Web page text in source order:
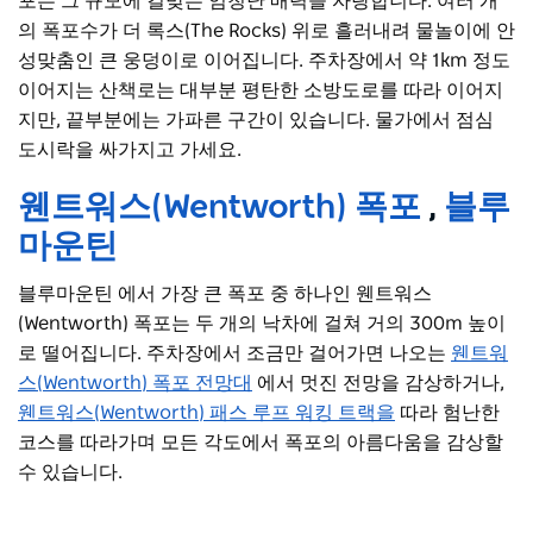
의 폭포수가 더 록스(The Rocks) 위로 흘러내려 물놀이에 안
성맞춤인 큰 웅덩이로 이어집니다. 주차장에서 약 1km 정도
이어지는 산책로는 대부분 평탄한 소방도로를 따라 이어지
지만, 끝부분에는 가파른 구간이 있습니다. 물가에서 점심
도시락을 싸가지고 가세요.
웬트워스(Wentworth) 폭포 , 블루
마운틴
블루마운틴 에서 가장 큰 폭포 중 하나인 웬트워스
(Wentworth) 폭포는 두 개의 낙차에 걸쳐 거의 300m 높이
로 떨어집니다. 주차장에서 조금만 걸어가면 나오는 웬트워
스(Wentworth) 폭포 전망대 에서 멋진 전망을 감상하거나,
웬트워스(Wentworth) 패스 루프 워킹 트랙을 따라 험난한
코스를 따라가며 모든 각도에서 폭포의 아름다움을 감상할
수 있습니다.